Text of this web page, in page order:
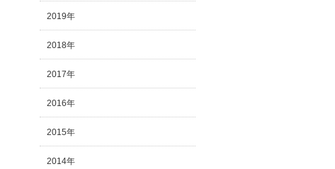
2019年
2018年
2017年
2016年
2015年
2014年